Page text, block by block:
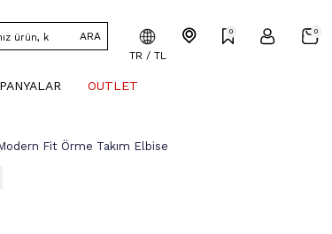
ARA
TR / TL
0 0
OUTLET
Fit Örme Takım Elbise